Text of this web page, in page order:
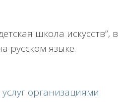
школа искусств”, в
русском языке.
организациями